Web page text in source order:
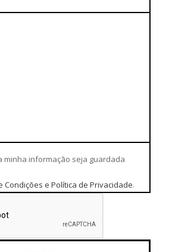
minha informação seja guardada
Condições e Política de Privacidade.